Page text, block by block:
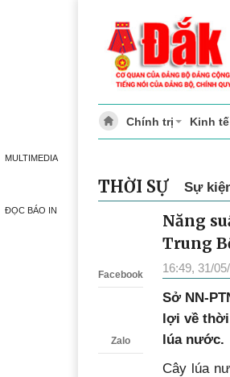
MULTIMEDIA
ĐỌC BÁO IN
Chính trị Kinh tế
THỜI SỰ Sự
Facebook
Zalo
Năng
Trung
16:49, 31/
Sở NN-
lợi về
lúa nước.
Cây lúa